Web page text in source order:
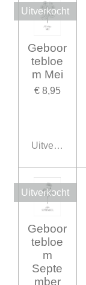
Uitverkocht
Geboor
tebloe
m Mei
€ 8,95
Uitverkocht
Uitverkocht
Geboor
tebloe
m
Septe
mber